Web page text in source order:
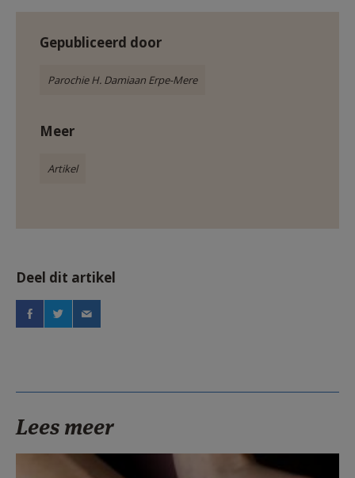
Gepubliceerd door
Parochie H. Damiaan Erpe-Mere
Meer
Artikel
Deel dit artikel
Lees meer